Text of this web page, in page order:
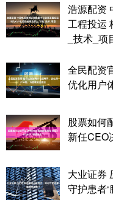
浩源配资
工程投运
_技术_项
全民配资
优化用户
股票如何
新任CEO
大业证券
守护患者‘